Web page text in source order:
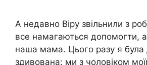
А недавно Віру звільнили з
все намагаються допомогти,
наша мама. Цього разу я
здивована: ми з чоловіком